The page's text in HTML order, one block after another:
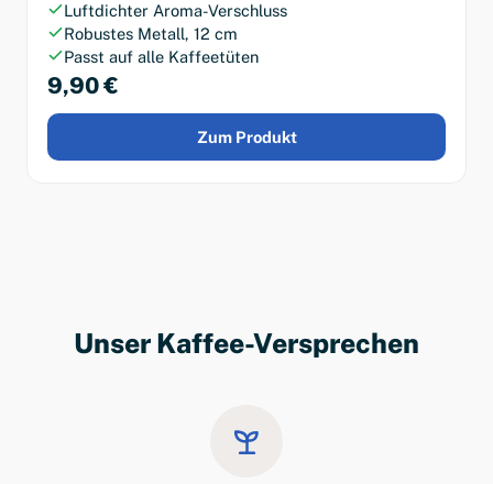
Luftdichter Aroma-Verschluss
Robustes Metall, 12 cm
Passt auf alle Kaffeetüten
9,90 €
Zum Produkt
Unser Kaffee-Versprechen